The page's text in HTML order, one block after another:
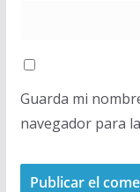
Guarda mi
navegador para